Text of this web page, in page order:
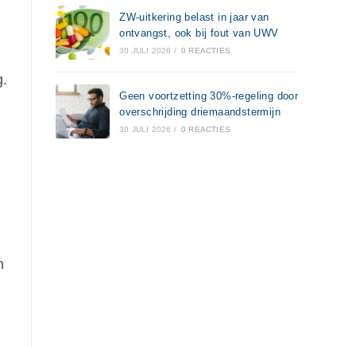
ZW-uitkering belast in jaar van
ontvangst, ook bij fout van UWV
30 JULI 2026 / 0 REACTIES
Geen voortzetting 30%-regeling door
overschrijding driemaandstermijn
30 JULI 2026 / 0 REACTIES